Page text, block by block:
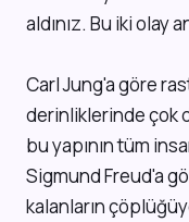
aldınız. Bu iki olay
Carl Jung'a göre
derinliklerinde çok
bu yapının tüm
Sigmund Freud'a
kalanların